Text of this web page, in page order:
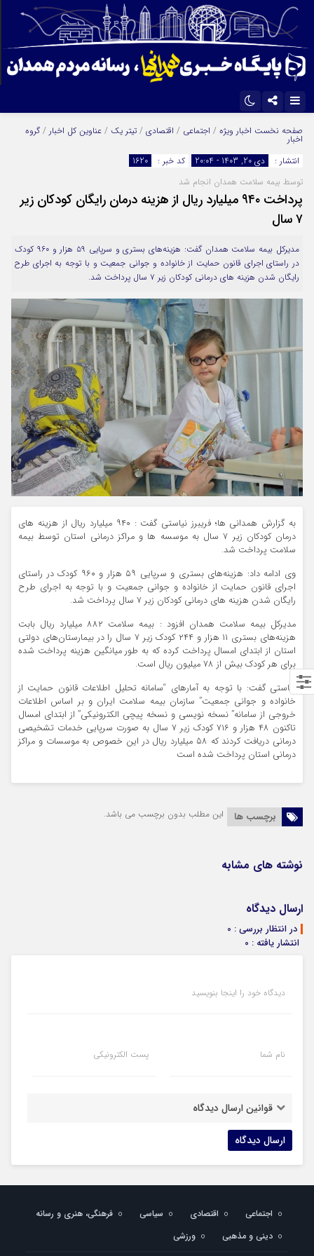
اینستاگرام
تلگرام
ایتا
صفحه نخست اخبار ویژه / اجتماعی / اقتصادی / تیتر یک / عناوین کل اخبار / گروه
اخبار
انتشار :
دی 20, 1403 - 20:04 کد خبر :
1620
توسط بیمه سلامت همدان انجام شد
پرداخت ۹۴۰ میلیارد ریال از هزینه درمان رایگان کودکان زیر
۷ سال
مدیرکل بیمه سلامت همدان گفت: هزینه‌های بستری و سرپایی ۵۹ هزار و ۹۶۰ کودک
در راستای اجرای قانون حمایت از خانواده و جوانی جمعیت و با توجه به اجرای طرح
رایگان شدن هزینه های درمانی کودکان زیر ٧ سال پرداخت شد.
به گزارش همدانی ها؛ فریبرز نیاستی گفت : ۹۴۰ میلیارد ریال از هزینه های
درمان کودکان زیر ۷ سال به موسسه ها و مراکز درمانی استان توسط بیمه
سلامت پرداخت شد.
وی ادامه داد: هزینه‌های بستری و سرپایی ۵۹ هزار و ۹۶۰ کودک در راستای
اجرای قانون حمایت از خانواده و جوانی جمعیت و با توجه به اجرای طرح
رایگان شدن هزینه های درمانی کودکان زیر ۷ سال پرداخت شد.
مدیرکل بیمه سلامت همدان افزود : بیمه سلامت ۸۸۲ میلیارد ریال بابت
هزینه‌های بستری ۱۱ هزار و ۲۴۴ کودک زیر ۷ سال را در بیمارستان‌های دولتی
استان از ابتدای امسال پرداخت کرده که به طور میانگین هزینه پرداخت شده
برای هر کودک بیش از ۷۸ میلیون ریال است.
نیاستی گفت: با توجه به آمارهای “سامانه تحلیل اطلاعات قانون حمایت از
خانواده و جوانی جمعیت” سازمان بیمه سلامت ایران و بر اساس اطلاعات
خروجی از سامانه” نسخه نویسی و نسخه پیچی الکترونیکی” از ابتدای امسال
تاکنون ۴۸ هزار و ۷۱۶ کودک زیر ۷ سال به صورت سرپایی خدمات تشخیصی
درمانی دریافت کردند که ۵۸ میلیارد ریال در این خصوص به موسسات و مراکز
درمانی استان پرداخت شده است
برچسب ها این مطلب بدون برچسب می باشد.
نوشته های مشابه
ارسال دیدگاه
در انتظار بررسی : 0
انتشار یافته : 0
دیدگاه خود را اینجا بنویسید
نام شما پست الکترونیکی
قوانین ارسال دیدگاه
اجتماعی اقتصادی سیاسی
فرهنگی، هنری و رسانه
دینی و مذهبی
ورزشی